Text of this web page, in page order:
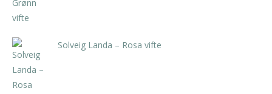
Solveig Landa – Rosa vifte